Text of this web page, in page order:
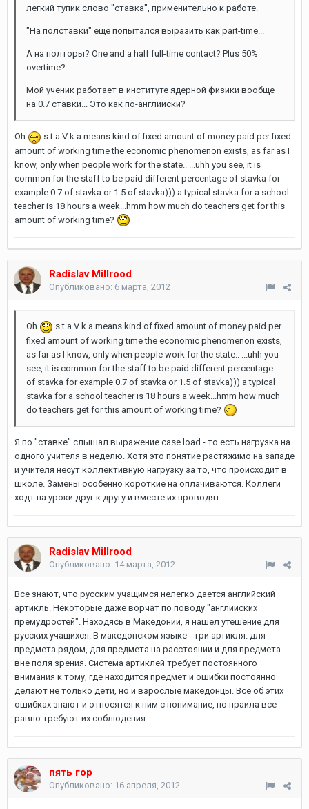
легкий тупик слово "ставка", применительно к работе.
"На полставки" еще попытался выразить как part-time...
А на полторы? One and a half full-time contact? Plus 50%
overtime?
Мой ученик работает в институте ядерной физики вообще
на 0.7 ставки... Это как по-английски?
Oh
s t a V k a means kind of fixed amount of money paid per fixed
amount of working time the economic phenomenon exists, as far as I
know, only when people work for the state.. ...uhh you see, it is
common for the staff to be paid different percentage of stavka for
example 0.7 of stavka or 1.5 of stavka))) a typical stavka for a school
teacher is 18 hours a week...hmm how much do teachers get for this
amount of working time?
Radislav Millrood
Опубликовано: 6 марта, 2012
Oh
s t a V k a means kind of fixed amount of money paid per
fixed amount of working time the economic phenomenon exists,
as far as I know, only when people work for the state.. ...uhh you
see, it is common for the staff to be paid different percentage
of stavka for example 0.7 of stavka or 1.5 of stavka))) a typical
stavka for a school teacher is 18 hours a week...hmm how much
do teachers get for this amount of working time?
Я по "ставке" слышал выражение case load - то есть нагрузка на
одного учителя в неделю. Хотя это понятие растяжимо на западе
и учителя несут коллективную нагрузку за то, что происходит в
школе. Замены особенно короткие на оплачиваются. Коллеги
ходт на уроки друг к другу и вместе их проводят
Radislav Millrood
Опубликовано: 14 марта, 2012
Все знают, что русским учащимся нелегко дается английский
артикль. Некоторые даже ворчат по поводу "английских
премудростей". Находясь в Македонии, я нашел утешение для
русских учащихся. В македонском языке - три артикля: для
предмета рядом, для предмета на расстоянии и для предмета
вне поля зрения. Система артиклей требует постоянного
внимания к тому, где находится предмет и ошибки постоянно
делают не только дети, но и взрослые македонцы. Все об этих
ошибках знают и относятся к ним с понимание, но праила все
равно требуют их соблюдения.
пять гор
Опубликовано: 16 апреля, 2012